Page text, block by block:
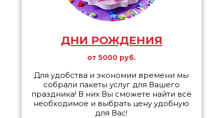
ДНИ РОЖДЕНИЯ
от 5000 руб.
Для удобства и экономии времени мы
собрали пакеты услуг для Вашего
праздника! В них Вы сможете найти всё
необходимое и выбрать цену удобную
для Вас!